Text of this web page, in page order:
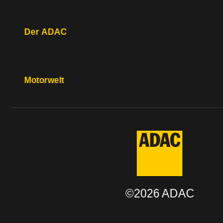
Der ADAC
Motorwelt
©2026ADAC